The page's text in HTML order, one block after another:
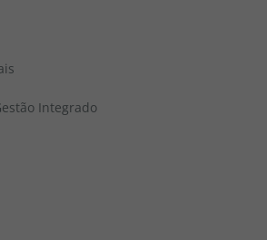
Integrado